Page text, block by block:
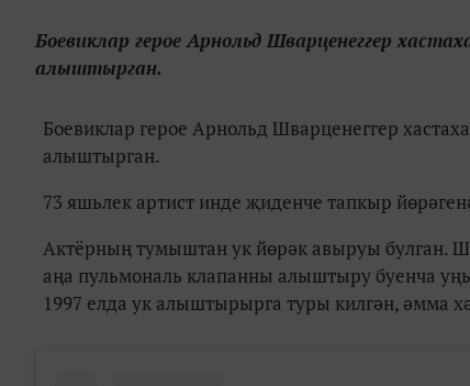
Боевиклар герое Арнольд Шварценеггер
алыштырган.
Боевиклар герое Арнольд Шварценеггер
алыштырган.
73 яшьлек артист инде җиденче тапкыр
Актёрның тумыштан ук йөрәк авыруы булган.
аңа пульмональ клапанны алыштыру буенча
1997 елда ук алыштырырга туры килгән, әмма